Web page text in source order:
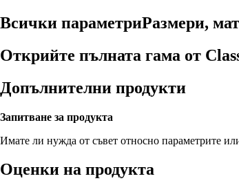
Всички параметриРазмери,
Открийте пълната гама от
Допълнителни продукти
Запитване за продукта
Имате ли нужда от съвет относно параметрите
Оценки на продукта